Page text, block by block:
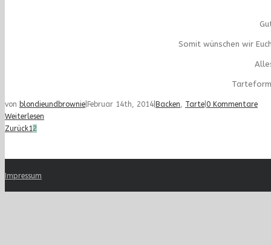
Somit wünschen wir
von blondieundbrownie Februar 14th, 2014 Backen Tarte 0 Kommentare
Weiterlesen
Zurück1 2
Impressum